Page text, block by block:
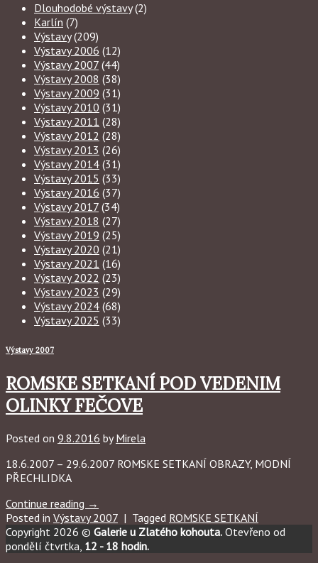
Dlouhodobé výstavy(2)
Karlín (7)
Výstavy(209)
Výstavy 2006 (12)
Výstavy 2007 (44)
Výstavy 2008 (38)
Výstavy 2009 (31)
Výstavy 2010 (31)
Výstavy 2011 (28)
Výstavy 2012 (28)
Výstavy 2013 (26)
Výstavy 2014 (31)
Výstavy 2015 (33)
Výstavy 2016 (37)
Výstavy 2017 (34)
Výstavy 2018 (27)
Výstavy 2019 (25)
Výstavy 2020 (21)
Výstavy 2021 (16)
Výstavy 2022 (23)
Výstavy 2023 (29)
Výstavy 2024 (68)
Výstavy 2025 (33)
Výstavy 2007
ROMSKE SETKANÍ POD VEDENIM
OLINKY FEČOVE
Posted on 9.8.2016 byMirela
18.6.2007 – 29.6.2007 ROMSKE SETKANÍ OBRAZY, MODNÍ
PŘECHLIDKA
Continue reading →
Posted in Výstavy 2007 | Tagged ROMSKE SETKANÍ
Copyright 2026 © Galerie u Zlatého kohouta. Otevřeno od
pondělí čtvrtka, 12 - 18 hodin.